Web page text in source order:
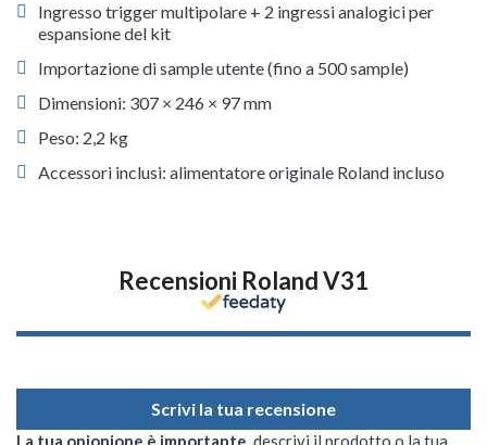
Ingresso trigger multipolare + 2 ingressi analogici per
espansione del kit
Importazione di sample utente (fino a 500 sample)
Dimensioni: 307 × 246 × 97 mm
Peso: 2,2 kg
Accessori inclusi: alimentatore originale Roland incluso
Recensioni Roland V31
Scrivi la tua recensione
La tua opionione è importante , descrivi il prodotto o la tua